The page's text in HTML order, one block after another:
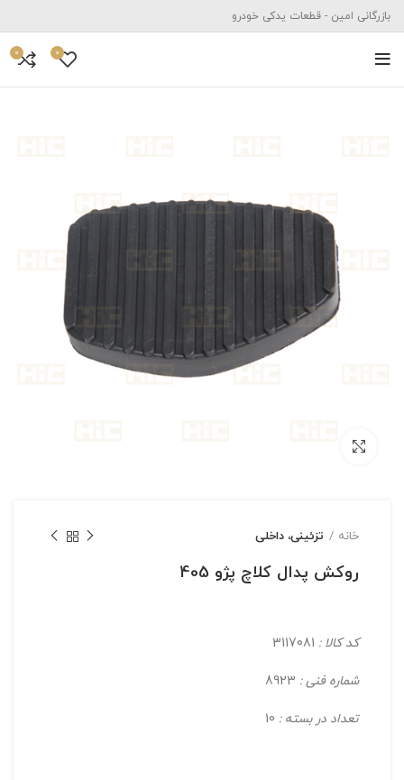
بازرگانی امین - قطعات یدکی خودرو
0
0
خانه تزئینی، داخلی
روکش پدال کلاچ پژو 405
کد کالا :
شماره فنی :
تعداد در بسته :